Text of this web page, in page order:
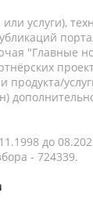
услуги),
"Главные
до
- 724339.